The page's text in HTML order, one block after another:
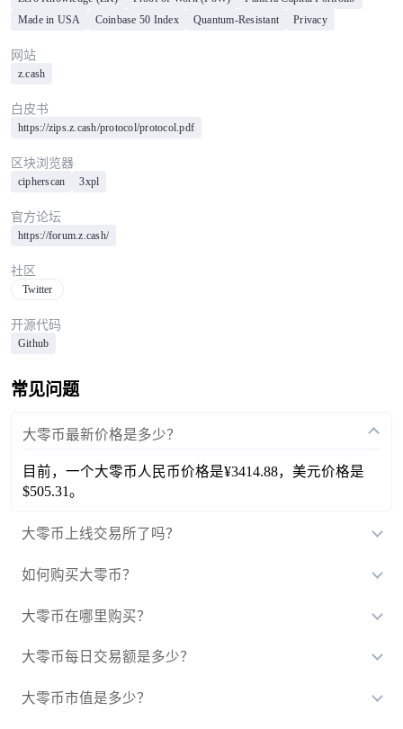
Made in USA
Coinbase 50 Index Quantum-Resistant Privacy
网站
z.cash
白皮书
https://zips.z.cash/protocol/protocol.pdf
区块浏览器
cipherscan 3xpl
官方论坛
https://forum.z.cash/
社区
Twitter
开源代码
Github
常见问题
大零币最新价格是多少？
目前，一个大零币人民币价格是¥3414.88，美元价格是
$505.31。
大零币上线交易所了吗？
如何购买大零币？
大零币在哪里购买？
大零币每日交易额是多少？
大零币市值是多少？